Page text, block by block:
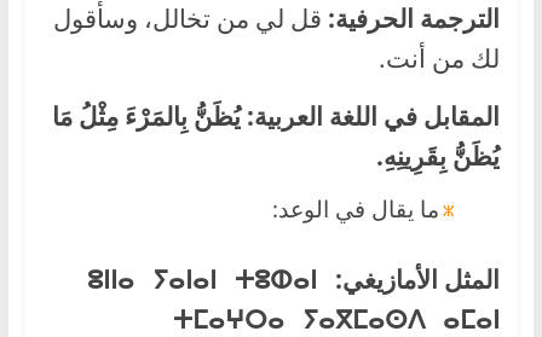
الترجمة الحرفية: قل لي من تخالل، وسأقول
لك من أنت.
المقابل في اللغة العربية:يُظَنُّ بِالمَرْءَ مِثْلُ مَا
يُظَنُّ بِقَرِينِهِ.
ما يقال في الوعد:
المثل الأمازيغي:
ⵓⵏⵏⴰ ⵢⴰⵏⴰⵏ ⵜⵓⵀⴰⵏ
ⵜⵎⴰⵖⵔⴰ ⵢⴰⴳⵎⴰⵙⴷ ⴰⵎⴰⵏ